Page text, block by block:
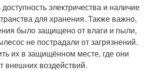
электричества и наличие
для хранения. Также важно,
было защищено от влаги и пыли,
не пострадали от загрязнений.
их в защищённом месте, где они
внешних воздействий.